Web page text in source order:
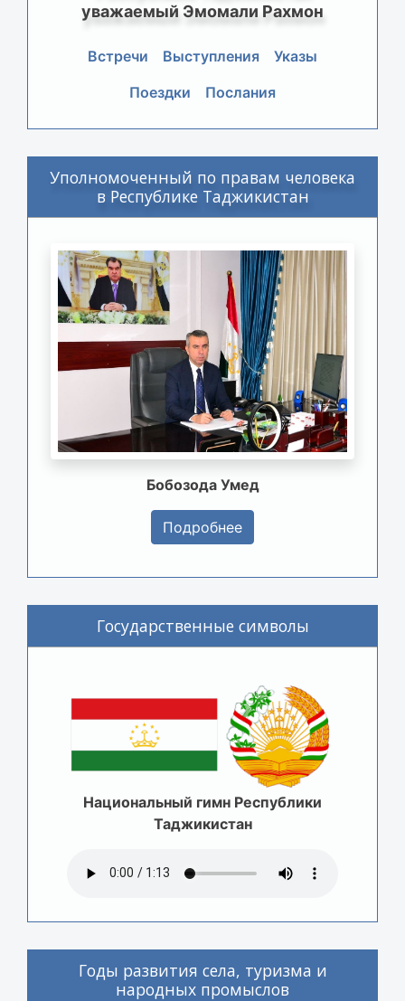
уважаемый Эмомали Рахмон
Встречи Выступления
Указы
Поездки
Послания
Уполномоченный по правам человека
в Республике Таджикистан
Бобозода Умед
Подробнее
Государственные символы
Национальный гимн Республики
Таджикистан
Годы развития села, туризма и
народных промыслов